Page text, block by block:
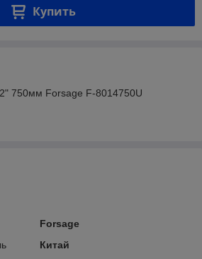
Купить
750мм Forsage F-8014750U
Forsage
Китай